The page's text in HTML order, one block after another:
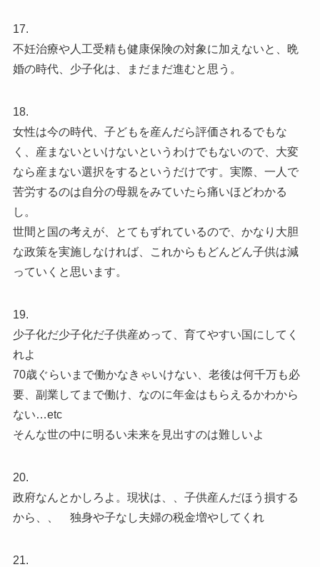
17.
不妊治療や人工受精も健康保険の対象に加えないと、晩
婚の時代、少子化は、まだまだ進むと思う。
18.
女性は今の時代、子どもを産んだら評価されるでもな
く、産まないといけないというわけでもないので、大変
なら産まない選択をするというだけです。実際、一人で
苦労するのは自分の母親をみていたら痛いほどわかる
し。
世間と国の考えが、とてもずれているので、かなり大胆
な政策を実施しなければ、これからもどんどん子供は減
っていくと思います。
19.
少子化だ少子化だ子供産めって、育てやすい国にしてく
れよ
70歳ぐらいまで働かなきゃいけない、老後は何千万も必
要、副業してまで働け、なのに年金はもらえるかわから
ない…etc
そんな世の中に明るい未来を見出すのは難しいよ
20.
政府なんとかしろよ。現状は、、子供産んだほう損する
から、、 独身や子なし夫婦の税金増やしてくれ
21.